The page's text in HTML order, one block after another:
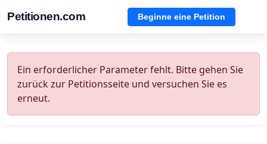
Petitionen.com Beginne eine Petition
Ein erforderlicher Parameter fehlt. Bitte gehen Sie
zurück zur Petitionsseite und versuchen Sie es
erneut.